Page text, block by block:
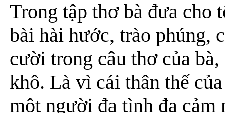
Trong tập thơ bà đưa cho
bài hài hước, trào phúng,
cười trong câu thơ của
khô. Là vì cái thân thế
một người đa tình đa